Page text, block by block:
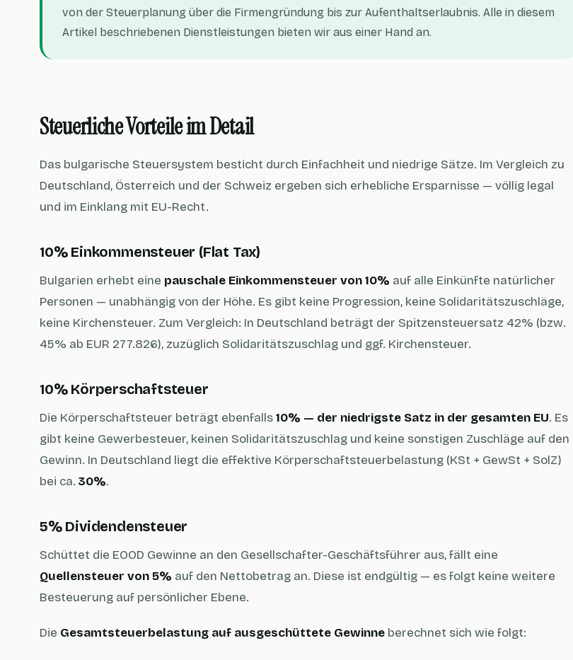
von der Steuerplanung über die Firmengründung bis zur Aufenthaltserlaubnis. Alle in diesem
Artikel beschriebenen Dienstleistungen bieten wir aus einer Hand an.
Steuerliche Vorteile im Detail
Das bulgarische Steuersystem besticht durch Einfachheit und niedrige Sätze. Im Vergleich zu
Deutschland, Österreich und der Schweiz ergeben sich erhebliche Ersparnisse — völlig legal
und im Einklang mit EU-Recht.
10% Einkommensteuer (Flat Tax)
Bulgarien erhebt eine pauschale Einkommensteuer von 10% auf alle Einkünfte natürlicher
Personen — unabhängig von der Höhe. Es gibt keine Progression, keine Solidaritätszuschläge,
keine Kirchensteuer. Zum Vergleich: In Deutschland beträgt der Spitzensteuersatz 42% (bzw.
45% ab EUR 277.826), zuzüglich Solidaritätszuschlag und ggf. Kirchensteuer.
10% Körperschaftsteuer
Die Körperschaftsteuer beträgt ebenfalls10% — der niedrigste Satz in der gesamten EU. Es
gibt keine Gewerbesteuer, keinen Solidaritätszuschlag und keine sonstigen Zuschläge auf den
Gewinn. In Deutschland liegt die effektive Körperschaftsteuerbelastung (KSt + GewSt + SolZ)
bei ca. 30%.
5% Dividendensteuer
Schüttet die EOOD Gewinne an den Gesellschafter-Geschäftsführer aus, fällt eine
Quellensteuer von 5% auf den Nettobetrag an. Diese ist endgültig — es folgt keine weitere
Besteuerung auf persönlicher Ebene.
Die Gesamtsteuerbelastung auf ausgeschüttete Gewinne berechnet sich wie folgt: